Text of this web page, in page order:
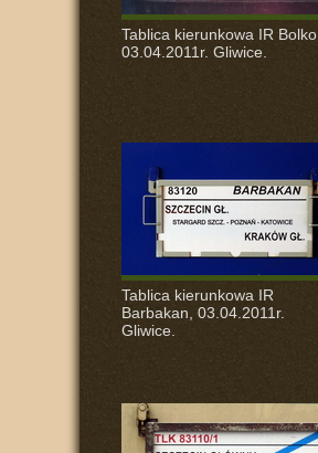
Tablica kierunkowa IR Bolko,
03.04.2011r. Gliwice.
Tablica kierunkowa IR
Barbakan, 03.04.2011r.
Gliwice.